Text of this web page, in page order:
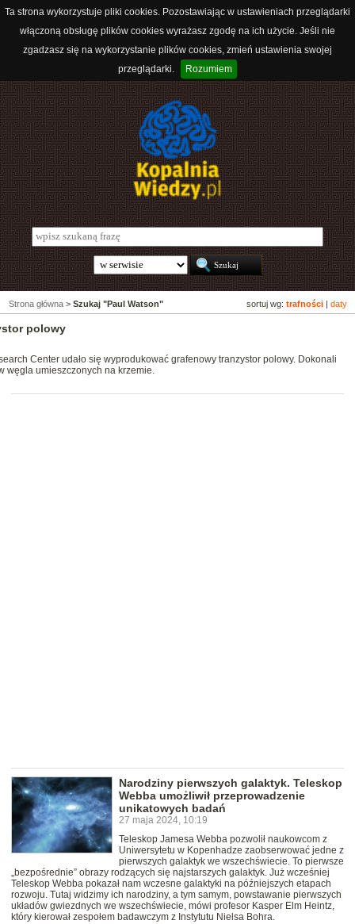
Ta strona wykorzystuje pliki cookies. Pozostawiając w ustawieniach przeglądarki
włączoną obsługę plików cookies wyrażasz zgodę na ich użycie. Jeśli nie
zgadzasz się na wykorzystanie plików cookies, zmień ustawienia swojej
przeglądarki.
Rozumiem
sortuj wg: trafności daty
Strona główna > Szukaj "Paul Watson"
polowy
Center udało się wyprodukować grafenowy tranzystor polowy. Dokonali
węgla umieszczonych na krzemie.
Narodziny pierwszych galaktyk. Teleskop
Webba umożliwił przeprowadzenie
unikatowych badań
27 maja 2024, 10:19
Teleskop Jamesa Webba pozwolił naukowcom z
Uniwersytetu w Kopenhadze zaobserwować jedne z
pierwszych galaktyk we wszechświecie. To pierwsze
„bezpośrednie” obrazy rodzących się najstarszych galaktyk. Już wcześniej
Teleskop Webba pokazał nam wczesne galaktyki na późniejszych etapach
rozwoju. Tutaj widzimy ich narodziny, a tym samym, powstawanie pierwszych
układów gwiezdnych we wszechświecie, mówi profesor Kasper Elm Heintz,
który kierował zespołem badawczym z Instytutu Nielsa Bohra.